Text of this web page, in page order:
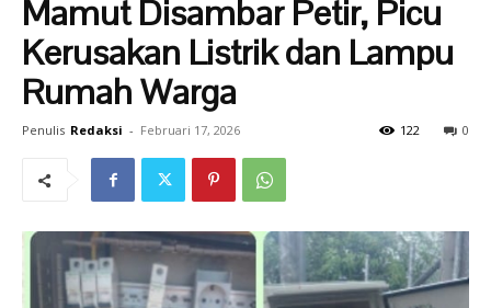
Mamut Disambar Petir, Picu
Kerusakan Listrik dan Lampu
Rumah Warga
Penulis Redaksi - Februari 17, 2026 0
122